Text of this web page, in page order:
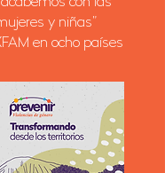
y niñas”
en ocho países